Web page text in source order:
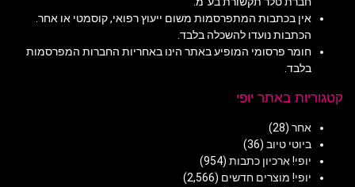
אין בכתבות המתפרסמות משום ייעוץ רפואי, קוסמטי או אחר.
הכתבות נועדו להשכלה בלבד.
חומר פרסומי המופיע באתר הינו באחריות החברות המפרסמות
בלבד.
קטגוריות באתר יופי
אחר (28)
ביוטי טיוב (36)
יופי! ארכיון כתבות (954)
יופי! מוצרים חדשים (2,566)